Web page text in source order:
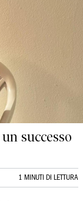
successo
1 MINUTI DI LETTURA